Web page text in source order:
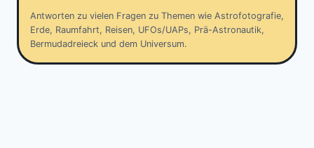
Antworten zu vielen Fragen zu Themen wie Astrofotografie,
Erde, Raumfahrt, Reisen, UFOs/UAPs, Prä-Astronautik,
Bermudadreieck und dem Universum.